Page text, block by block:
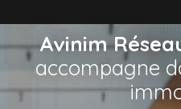
Avinim
accompagne